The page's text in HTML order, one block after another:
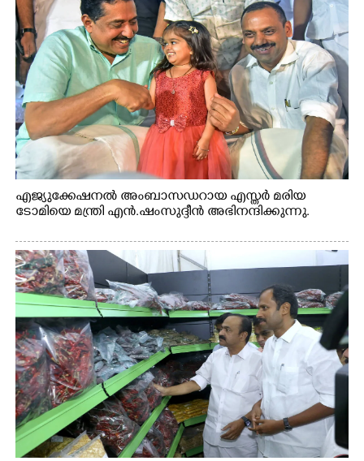
എജ്യുക്കേഷനൽ അംബാസഡറായ എസ്തർ മരിയ
ടോമിയെ മന്ത്രി എൻ.ഷംസുദ്ദീൻ അഭിനന്ദിക്കുന്നു.